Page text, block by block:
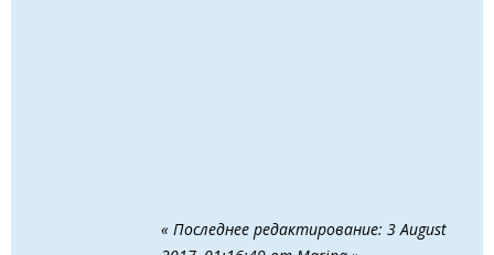
« Последнее редактирование: 3 August